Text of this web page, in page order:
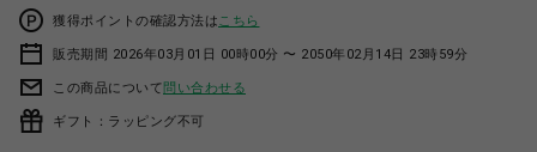
獲得ポイントの確認方法は こちら
販売期間 2026年03月01日 00時00分 〜 2050年02月14日 23時59分
この商品について問い合わせる
ギフト：ラッピング不可